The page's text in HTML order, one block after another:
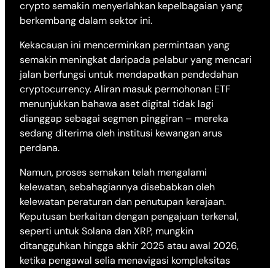
crypto semakin menyerlahkan kepelbagaian yang
berkembang dalam sektor ini.
Kekacauan ini mencerminkan permintaan yang
semakin meningkat daripada pelabur yang mencari
jalan berfungsi untuk mendapatkan pendedahan
cryptocurrency. Aliran masuk permohonan ETF
menunjukkan bahawa aset digital tidak lagi
dianggap sebagai segmen pinggiran – mereka
sedang diterima oleh institusi kewangan arus
perdana.
Namun, proses semakan telah mengalami
kelewatan, sebahagiannya disebabkan oleh
kelewatan peraturan dan penutupan kerajaan.
Keputusan berkaitan dengan pengajuan terkenal,
seperti untuk Solana dan XRP, mungkin
ditangguhkan hingga akhir 2025 atau awal 2026,
ketika pengawal selia menavigasi kompleksitas